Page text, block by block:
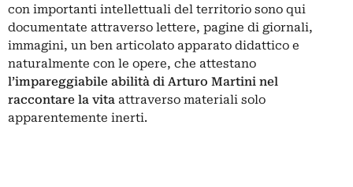
con importanti intellettuali del territorio sono qui
documentate attraverso lettere, pagine di giornali,
immagini, un ben articolato apparato didattico e
naturalmente con le opere, che attestano
l’impareggiabile abilità di Arturo Martini nel
raccontare la vita attraverso materiali solo
apparentemente inerti.